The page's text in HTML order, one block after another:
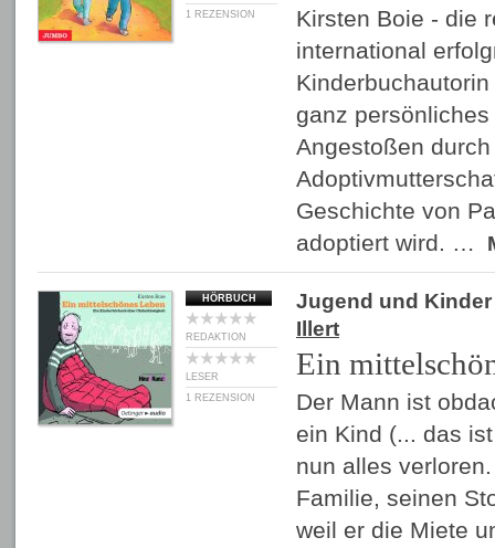
1 REZENSION
Kirsten Boie - die
international
ganz
Angestoßen
Geschichte von
adoptiert wird. …
HÖRBUCH
REDAKTION
LESER
1 REZENSION
Jugend und Kinder
Illert
Ein
Der Mann ist
ein Kind (... das
nun alles
Familie, seinen
weil er die Miete